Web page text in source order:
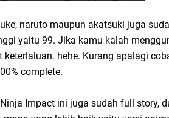
naruto maupun akatsuki juga
yaitu 99. Jika kamu kalah
hehe. Kurang apalagi
complete.
Impact ini juga sudah full story,